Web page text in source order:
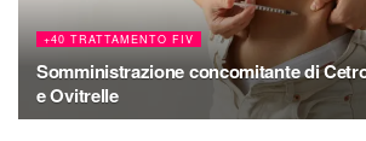
+40 TRATTAMENTO FIV
Somministrazione concomitante di
e Ovitrelle